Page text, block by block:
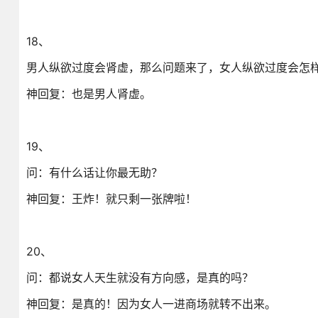
18、
男人纵欲过度会肾虚，那么问题来了，女人纵欲过度会
神回复：也是男人肾虚。
19、
问：有什么话让你最无助？
神回复：王炸！就只剩一张牌啦！
20、
问：都说女人天生就没有方向感，是真的吗？
神回复：是真的！因为女人一进商场就转不出来。